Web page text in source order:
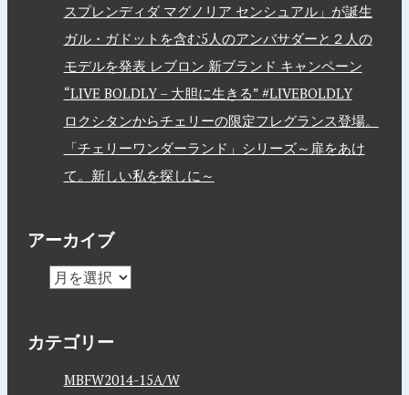
スプレンディダ マグノリア センシュアル」が誕生
ガル・ガドットを含む5人のアンバサダーと２人の
モデルを発表 レブロン 新ブランド キャンペーン
“LIVE BOLDLY – 大胆に生きる” #LIVEBOLDLY
ロクシタンからチェリーの限定フレグランス登場。
「チェリーワンダーランド」シリーズ～扉をあけ
て。新しい私を探しに～
アーカイブ
カテゴリー
MBFW2014-15A/W